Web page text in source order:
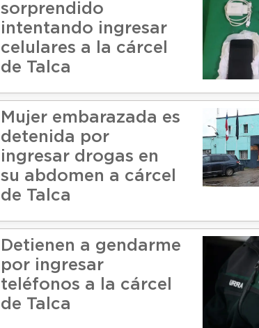
sorprendido
intentando ingresar
celulares a la cárcel
de Talca
Mujer embarazada es
detenida por
ingresar drogas en
su abdomen a cárcel
de Talca
Detienen a gendarme
por ingresar
teléfonos a la cárcel
de Talca